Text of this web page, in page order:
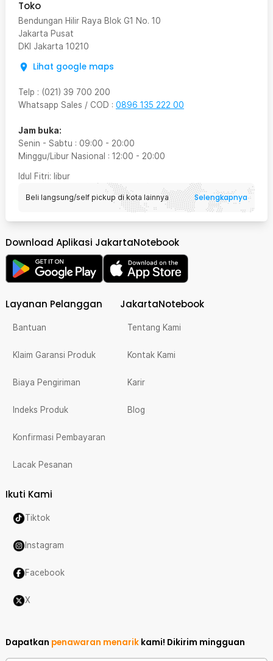
Toko
Bendungan Hilir Raya Blok G1 No. 10
Jakarta Pusat
DKI Jakarta 10210
Lihat google maps
Telp : (021) 39 700 200
Whatsapp Sales / COD : 0896 135 222 00
Jam buka:
Senin - Sabtu : 09:00 - 20:00
Minggu/Libur Nasional : 12:00 - 20:00
Idul Fitri: libur
Beli langsung/self pickup di kota lainnya Selengkapnya
Download Aplikasi JakartaNotebook
Layanan Pelanggan
Bantuan
Klaim Garansi Produk
Biaya Pengiriman
Indeks Produk
Konfirmasi Pembayaran
Lacak Pesanan
JakartaNotebook
Tentang Kami
Kontak Kami
Karir
Blog
Ikuti Kami
Tiktok
Instagram
Facebook
X
Dapatkan penawaran menarik kami! Dikirim mingguan